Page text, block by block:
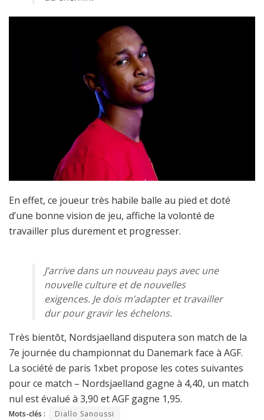
En effet, ce joueur très habile balle au pied et doté
d’une bonne vision de jeu, affiche la volonté de
travailler plus durement et progresser.
J’arrive dans un nouveau pays avec une
nouvelle culture et de nouvelles
exigences. Je dois m’adapter et travailler
dur pour gravir les échelons.
Très bientôt, Nordsjaelland disputera son match de la
7e journée du championnat du Danemark face à AGF.
La société de paris 1xbet propose les cotes suivantes
pour ce match – Nordsjaelland gagne à 4,40, un match
nul est évalué à 3,90 et AGF gagne 1,95.
Mots-clés : Diallo Sanoussi